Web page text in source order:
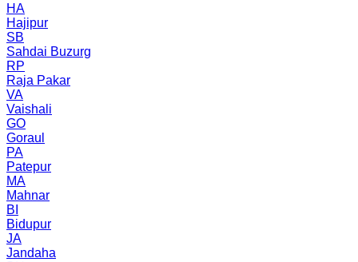
HA
Hajipur
SB
Sahdai Buzurg
RP
Raja Pakar
VA
Vaishali
GO
Goraul
PA
Patepur
MA
Mahnar
BI
Bidupur
JA
Jandaha